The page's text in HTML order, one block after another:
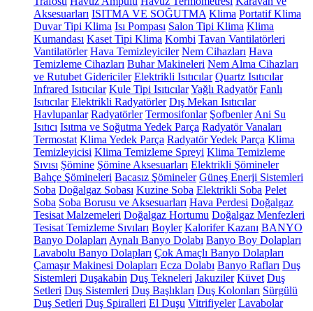
Aksesuarları ISITMA VE SOĞUTMA Klima Portatif Klima
Duvar Tipi Klima Isı Pompası Salon Tipi Klima Klima
Kumandası Kaset Tipi Klima Kombi Tavan Vantilatörleri
Vantilatörler Hava Temizleyiciler Nem Cihazları Hava
Temizleme Cihazları Buhar Makineleri Nem Alma Cihazları
ve Rutubet Gidericiler Elektrikli Isıtıcılar Quartz Isıtıcılar
Infrared Isıtıcılar Kule Tipi IsıtıcılarYağlı Radyatör Fanlı
Isıtıcılar Elektrikli Radyatörler Dış Mekan Isıtıcılar
Havlupanlar Radyatörler Termosifonlar Şofbenler Ani Su
Isıtıcı Isıtma ve Soğutma Yedek Parça Radyatör Vanaları
Termostat Klima Yedek Parça Radyatör Yedek Parça Klima
Temizleyicisi Klima Temizleme Spreyi Klima Temizleme
Sıvısı Şömine Şömine Aksesuarları Elektrikli Şömineler
Bahçe Şömineleri Bacasız Şömineler Güneş Enerji Sistemleri
Soba Doğalgaz Sobası Kuzine Soba Elektrikli Soba Pelet
Soba Soba Borusu ve Aksesuarları Hava Perdesi Doğalgaz
Tesisat Malzemeleri Doğalgaz Hortumu Doğalgaz Menfezleri
Tesisat Temizleme Sıvıları Boyler Kalorifer Kazanı BANYO
Banyo Dolapları Aynalı Banyo Dolabı Banyo Boy Dolapları
Lavabolu Banyo Dolapları Çok Amaçlı Banyo Dolapları
Çamaşır Makinesi Dolapları Ecza Dolabı Banyo Rafları Duş
Sistemleri Duşakabin Duş Tekneleri Jakuziler Küvet Duş
Setleri Duş Sistemleri Duş Başlıkları Duş Kolonları Sürgülü
Duş Setleri Duş Spiralleri El Duşu Vitrifiyeler Lavabolar